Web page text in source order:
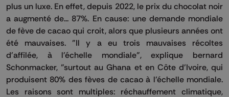
plus un luxe. En effet, depuis 2022, le prix du chocolat noir
a augmenté de... 87%. En cause: une demande mondiale
de fève de cacao qui croit, alors que plusieurs années ont
été mauvaises. "Il y a eu trois mauvaises récoltes
d'affilée, à l'échelle mondiale", explique bernard
Schonmacker, "surtout au Ghana et en Côte d'Ivoire, qui
produisent 80% des fèves de cacao à l'échelle mondiale.
Les raisons sont multiples: réchauffement climatique,